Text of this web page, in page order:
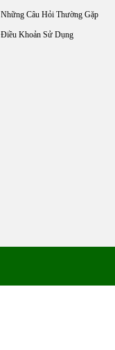
Những Câu Hỏi Thường Gặp
Điều Khoản Sử Dụng